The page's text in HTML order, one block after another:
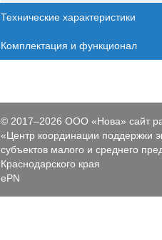
Технические характеристики
Комплектация и функционал
© 2017–2026 ООО «Нова» сайт
«Центр координации поддержки
субъектов малого и среднего
Краснодарского края
ePN